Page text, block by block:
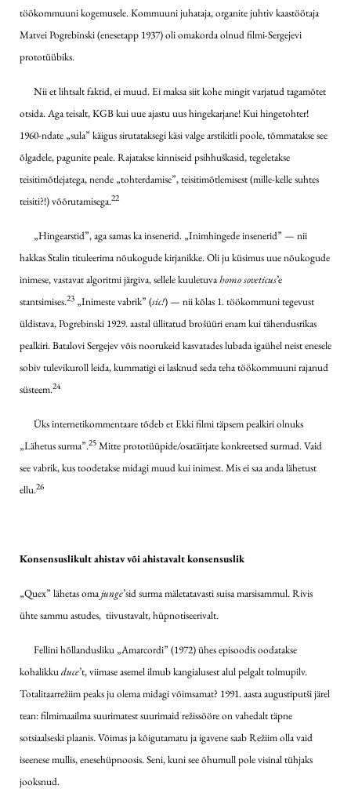
töökommuuni kogemusele. Kommuuni juhataja, organite juhtiv kaastöötaja
Matvei Pogrebinski (enesetapp 1937) oli omakorda olnud filmi-Sergejevi
prototüübiks.
Nii et lihtsalt faktid, ei muud. Ei maksa siit kohe mingit varjatud tagamõtet
otsida. Aga teisalt, KGB kui uue ajastu uus hingekarjane! Kui hingetohter!
1960-ndate „sula” käigus sirutataksegi käsi valge arstikitli poole, tõmmatakse see
õlgadele, pagunite peale. Rajatakse kinniseid psihhuškasid, tegeletakse
teisitimõtlejatega, nende „tohterdamise”, teisitimõtlemisest (mille-kelle suhtes
teisiti?!) võõrutamisega.22
„Hingearstid”, aga samas ka insenerid. „Inimhingede insenerid” — nii
hakkas Stalin tituleerima nõukogude kirjanikke. Oli ju küsimus uue nõukogude
inimese, vastavat algoritmi järgiva, sellele kuuletuvahomo soveticus’e
stantsimises.23 „Inimeste vabrik” (sic!) — nii kõlas 1. töökommuni tegevust
üldistava, Pogrebinski 1929. aastal üllitatud brošüüri enam kui tähendusrikas
pealkiri. Batalovi Sergejev võis noorukeid kasvatades lubada igaühel neist enesele
sobiv tulevikuroll leida, kummatigi ei lasknud seda teha töökommuuni rajanud
süsteem.24
Üks internetikommentaare tõdeb et Ekki filmi täpsem pealkiri olnuks
„Lähetus surma”.25 Mitte prototüüpide/osatäitjate konkreetsed surmad. Vaid
see vabrik, kus toodetakse midagi muud kui inimest. Mis ei saa anda lähetust
ellu.26
Konsensuslikult ahistav võiahistavalt konsensuslik
„Quex” lähetas omajunge’sid surma mäletatavasti suisa marsisammul. Rivis
ühte sammu astudes, tiivustavalt, hüpnotiseerivalt.
Fellini hõllandusliku „Amarcordi” (1972) ühes episoodis oodatakse
kohalikkuduce’t, viimase asemel ilmub kangialusest alul pelgalt tolmupilv.
Totalitaarrežiim peaks ju olema midagi võimsamat? 1991. aasta augustiputši järel
tean: filmimaailma suurimatest suurimaid režissööre on vahedalt täpne
sotsiaalseski plaanis. Võimas ja kõigutamatu ja igavene saab Režiim olla vaid
iseenese mullis, enesehüpnoosis. Seni, kuni see õhumull pole visinal tühjaks
jooksnud.